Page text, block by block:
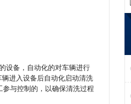
设备，自动化的对车辆进行
进入设备后自动化启动清洗
与控制的，以确保清洗过程